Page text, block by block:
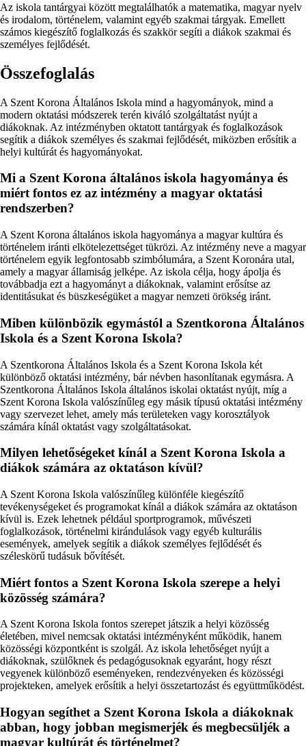
Az iskola tantárgyai között megtalálhatók a matematika, magyar nyelv
és irodalom, történelem, valamint egyéb szakmai tárgyak. Emellett
számos kiegészítő foglalkozás és szakkör segíti a diákok szakmai és
személyes fejlődését.
Összefoglalás
A Szent Korona Általános Iskola mind a hagyományok, mind a
modern oktatási módszerek terén kiváló szolgáltatást nyújt a
diákoknak. Az intézményben oktatott tantárgyak és foglalkozások
segítik a diákok személyes és szakmai fejlődését, miközben erősítik a
helyi kultúrát és hagyományokat.
Mi a Szent Korona általános iskola hagyománya és
miért fontos ez az intézmény a magyar oktatási
rendszerben?
A Szent Korona általános iskola hagyománya a magyar kultúra és
történelem iránti elkötelezettséget tükrözi. Az intézmény neve a magyar
történelem egyik legfontosabb szimbólumára, a Szent Koronára utal,
amely a magyar államiság jelképe. Az iskola célja, hogy ápolja és
továbbadja ezt a hagyományt a diákoknak, valamint erősítse az
identitásukat és büszkeségüket a magyar nemzeti örökség iránt.
Miben különbözik egymástól a Szentkorona Általános
Iskola és a Szent Korona Iskola?
A Szentkorona Általános Iskola és a Szent Korona Iskola két
különböző oktatási intézmény, bár névben hasonlítanak egymásra. A
Szentkorona Általános Iskola általános iskolai oktatást nyújt, míg a
Szent Korona Iskola valószínűleg egy másik típusú oktatási intézmény
vagy szervezet lehet, amely más területeken vagy korosztályok
számára kínál oktatást vagy szolgáltatásokat.
Milyen lehetőségeket kínál a Szent Korona Iskola a
diákok számára az oktatáson kívül?
A Szent Korona Iskola valószínűleg különféle kiegészítő
tevékenységeket és programokat kínál a diákok számára az oktatáson
kívül is. Ezek lehetnek például sportprogramok, művészeti
foglalkozások, történelmi kirándulások vagy egyéb kulturális
események, amelyek segítik a diákok személyes fejlődését és
széleskörű tudásuk bővítését.
Miért fontos a Szent Korona Iskola szerepe a helyi
közösség számára?
A Szent Korona Iskola fontos szerepet játszik a helyi közösség
életében, mivel nemcsak oktatási intézményként működik, hanem
közösségi központként is szolgál. Az iskola lehetőséget nyújt a
diákoknak, szülőknek és pedagógusoknak egyaránt, hogy részt
vegyenek különböző eseményeken, rendezvényeken és közösségi
projekteken, amelyek erősítik a helyi összetartozást és együttműködést.
Hogyan segíthet a Szent Korona Iskola a diákoknak
abban, hogy jobban megismerjék és megbecsüljék a
magyar kultúrát és történelmet?